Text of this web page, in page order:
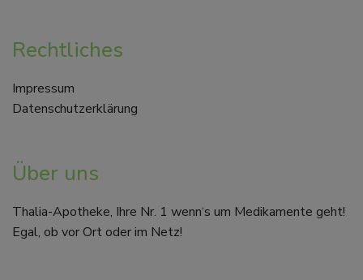
Rechtliches
Impressum
Datenschutzerklärung
Über uns
Thalia-Apotheke, Ihre Nr. 1 wenn‘s um Medikamente geht!
Egal, ob vor Ort oder im Netz!